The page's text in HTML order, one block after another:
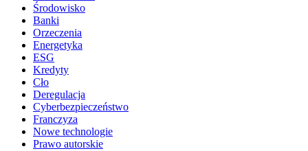
Środowisko
Banki
Orzeczenia
Energetyka
ESG
Kredyty
Cło
Deregulacja
Cyberbezpieczeństwo
Franczyza
Nowe technologie
Prawo autorskie